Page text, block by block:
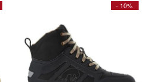
- 10%